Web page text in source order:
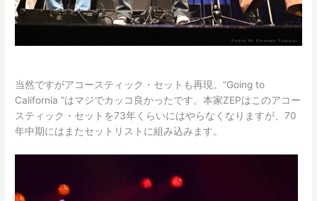
当然ですがアコースティック・セットも再現。“Going to
California ”はマジでカッコ良かったです。本家ZEPはこのアコー
スティック・セットを73年くらいにはやらなくなりますが、70
年中期にはまたセットリストに組み込みます。